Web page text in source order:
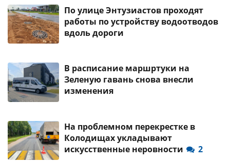
По улице Энтузиастов проходят
работы по устройству водоотводов
вдоль дороги
В расписание маршртуки на
Зеленую гавань снова внесли
изменения
На проблемном перекрестке в
Колодищах укладывают
искусственные неровности
2